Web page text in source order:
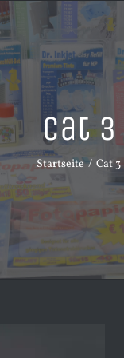
Cat 3
Startseite Cat 3